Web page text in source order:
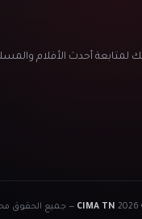
لمتابعة أحدث الأفلام
CIMA TN — جميع الحقوق